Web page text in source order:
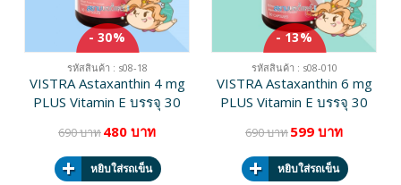
- 30%
รหัสสินค้า : s08-18
VISTRA Astaxanthin 4 mg
PLUS Vitamin E บรรจุ 30
690 บาท480 บาท
หยิบใส่รถเข็น
- 13%
รหัสสินค้า : s08-010
VISTRA Astaxanthin 6 mg
PLUS Vitamin E บรรจุ 30
690 บาท599 บาท
หยิบใส่รถเข็น